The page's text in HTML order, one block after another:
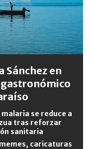
Sánchez en
se reduce a
tras reforzar
sanitaria
caricaturas